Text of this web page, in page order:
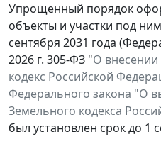
Упрощенный порядок
объекты и участки под
сентября 2031 года
2026 г. 305-ФЗ "О
кодекс Российской
Федерального закона "О
Земельного кодекса
был установлен срок до 1